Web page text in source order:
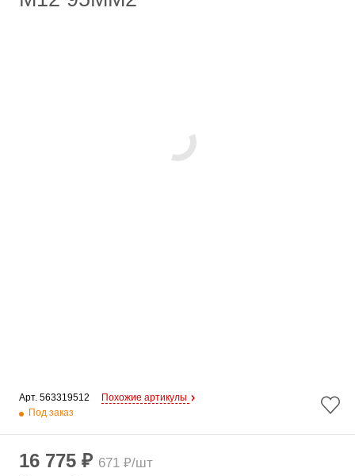
Арт. 563319512
Похожие артикулы
Под заказ
16 775 ₽ 671 ₽/шт